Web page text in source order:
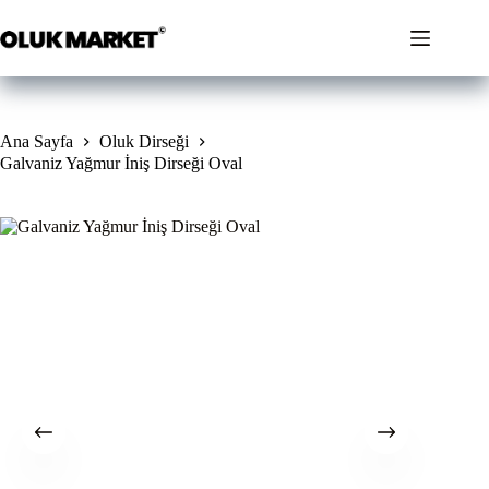
geç
Ana Sayfa
Oluk Dirseği
Galvaniz Yağmur İniş Dirseği Oval